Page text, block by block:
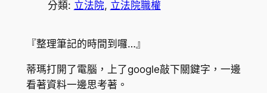
分類: 立法院, 立法院職權
『整理筆記的時間到囉…』
蒂瑪打開了電腦，上了google敲下關鍵字，一邊
看著資料一邊思考著。